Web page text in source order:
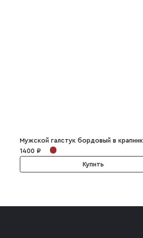
1400 ₽
Купить